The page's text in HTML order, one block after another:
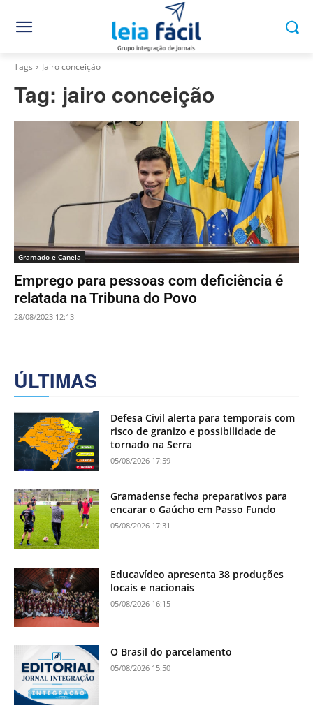
Tags Jairo conceição
Tag: jairo conceição
Gramado e Canela
Emprego para pessoas com deficiência é
relatada na Tribuna do Povo
28/08/2023 12:13
ÚLTIMAS
Defesa Civil alerta para temporais com
risco de granizo e possibilidade de
tornado na Serra
05/08/2026 17:59
Gramadense fecha preparativos para
encarar o Gaúcho em Passo Fundo
05/08/2026 17:31
Educavídeo apresenta 38 produções
locais e nacionais
05/08/2026 16:15
O Brasil do parcelamento
05/08/2026 15:50